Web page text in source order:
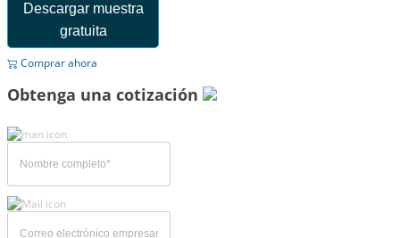
Descargar muestra
gratuita
Comprar ahora
Obtenga una cotización